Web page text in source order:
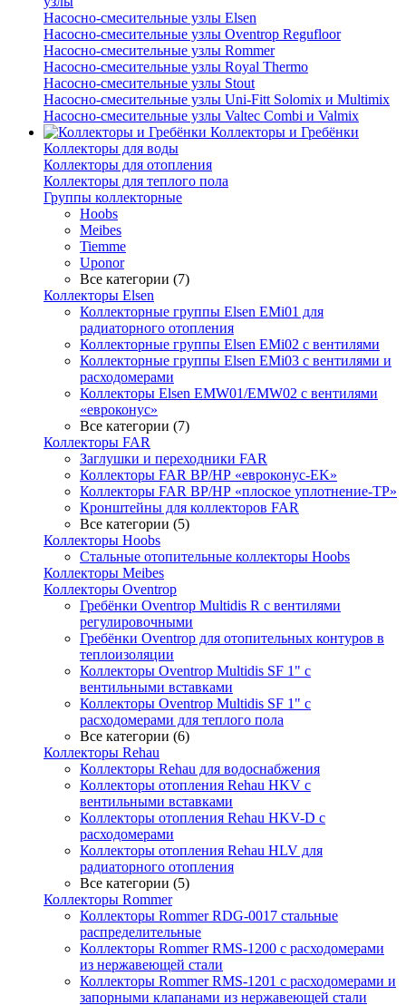
Насосно-смесительные узлы Elsen
Насосно-смесительные узлы Oventrop Regufloor
Насосно-смесительные узлы Rommer
Насосно-смесительные узлы Royal Thermo
Насосно-смесительные узлы Stout
Насосно-смесительные узлы Uni-Fitt Solomix и Multimix
Насосно-смесительные узлы Valtec Combi и Valmix
Коллекторы и Гребёнки
Коллекторы для воды
Коллекторы для отопления
Коллекторы для теплого пола
Группы коллекторные
Hoobs
Meibes
Tiemme
Uponor
Все категории (7)
Коллекторы Elsen
Коллекторные группы Elsen EMi01 для
радиаторного отопления
Коллекторные группы Elsen EMi02 с вентилями
Коллекторные группы Elsen EMi03 с вентилями и
расходомерами
Коллекторы Elsen EMW01/EMW02 с вентилями
«евроконус»
Все категории (7)
Коллекторы FAR
Заглушки и переходники FAR
Коллекторы FAR ВР/НР «евроконус-EK»
Коллекторы FAR ВР/НР «плоское уплотнение-TP»
Кронштейны для коллекторов FAR
Все категории (5)
Коллекторы Hoobs
Стальные отопительные коллекторы Hoobs
Коллекторы Meibes
Коллекторы Oventrop
Гребёнки Oventrop Multidis R с вентилями
регулировочными
Гребёнки Oventrop для отопительных контуров в
теплоизоляции
Коллекторы Oventrop Multidis SF 1" с
вентильными вставками
Коллекторы Oventrop Multidis SF 1" с
расходомерами для теплого пола
Все категории (6)
Коллекторы Rehau
Коллекторы Rehau для водоснабжения
Коллекторы отопления Rehau HKV с
вентильными вставками
Коллекторы отопления Rehau HKV-D с
расходомерами
Коллекторы отопления Rehau HLV для
радиаторного отопления
Все категории (5)
Коллекторы Rommer
Коллекторы Rommer RDG-0017 стальные
распределительные
Коллекторы Rommer RMS-1200 с расходомерами
из нержавеющей стали
Коллекторы Rommer RMS-1201 с расходомерами и
запорными клапанами из нержавеющей стали